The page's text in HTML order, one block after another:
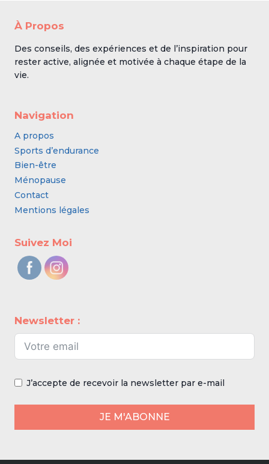
À Propos
Des conseils, des expériences et de l’inspiration pour
rester active, alignée et motivée à chaque étape de la
vie.
Navigation
A propos
Sports d’endurance
Bien-être
Ménopause
Contact
Mentions légales
Suivez Moi
Newsletter :
J’accepte de recevoir la newsletter par e-mail
JE M'ABONNE